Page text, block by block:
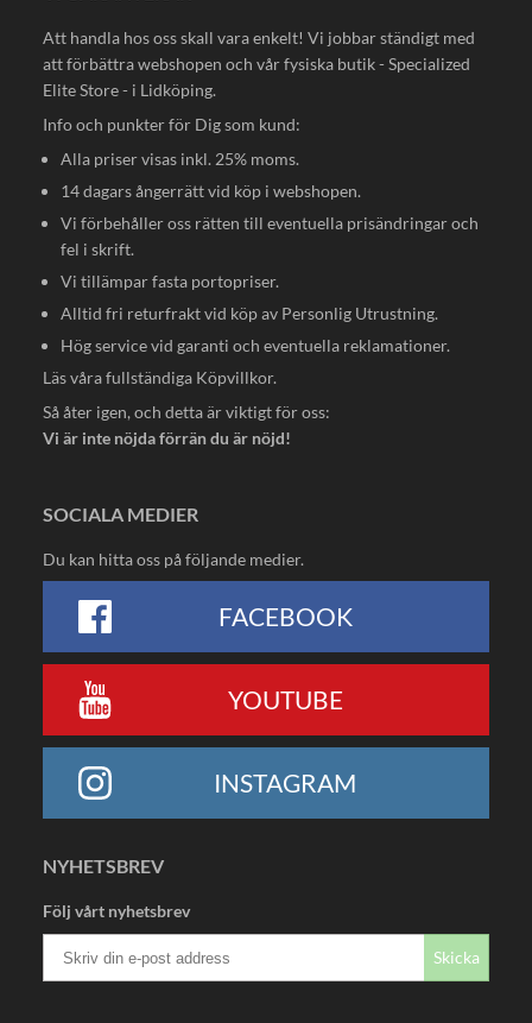
Att handla hos oss skall vara enkelt! Vi jobbar ständigt med
att förbättra webshopen och vår fysiska butik - Specialized
Elite Store - i Lidköping.
Info och punkter för Dig som kund:
Alla priser visas inkl. 25% moms.
14 dagars ångerrätt vid köp i webshopen.
Vi förbehåller oss rätten till eventuella prisändringar och
fel i skrift.
Vi tillämpar fasta portopriser.
Alltid fri returfrakt vid köp av Personlig Utrustning.
Hög service vid garanti och eventuella reklamationer.
Läs våra fullständiga Köpvillkor.
Så åter igen, och detta är viktigt för oss:
Vi är inte nöjda förrän du är nöjd!
SOCIALA MEDIER
Du kan hitta oss på följande medier.
FACEBOOK
YOUTUBE
INSTAGRAM
NYHETSBREV
Följ vårt nyhetsbrev
Skicka